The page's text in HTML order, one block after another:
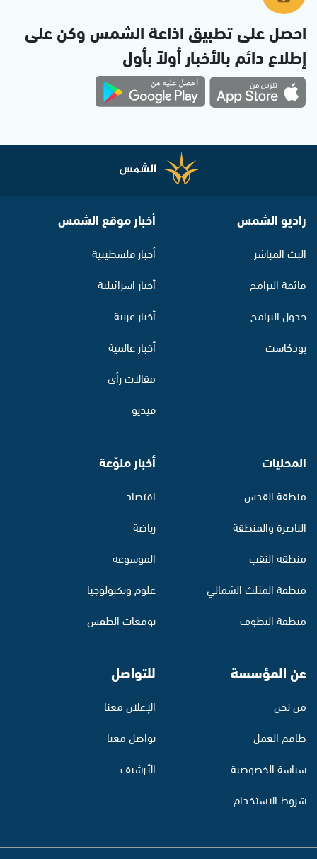
احصل على تطبيق اذاعة الشمس وكن على
إطلاع دائم بالأخبار أولاً بأول
راديو الشمس
البث المباشر
قائمة البرامج
جدول البرامج
بودكاست
أخبار موقع الشمس
أخبار فلسطينية
أخبار اسرائيلية
أخبار عربية
أخبار عالمية
مقالات رأي
فيديو
المحليات
منطقة القدس
الناصرة والمنطقة
منطقة النقب
منطقة المثلث الشمالي
منطقة البطوف
أخبار منوّعة
اقتصاد
رياضة
الموسوعة
علوم وتكنولوجيا
توقعات الطقس
عن المؤسسة
من نحن
طاقم العمل
سياسة الخصوصية
شروط الاستخدام
للتواصل
الإعلان معنا
تواصل معنا
الأرشيف